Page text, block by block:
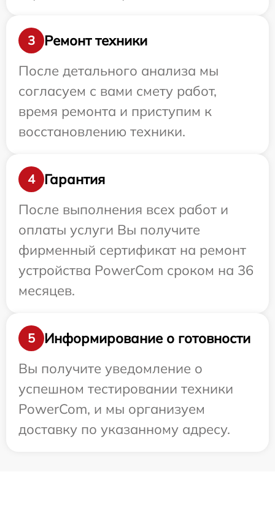
3
Ремонт техники
После детального анализа мы
согласуем с вами смету работ,
время ремонта и приступим к
восстановлению техники.
4
Гарантия
После выполнения всех работ и
оплаты услуги Вы получите
фирменный сертификат на ремонт
устройства PowerCom сроком на 36
месяцев.
5
Информирование о готовности
Вы получите уведомление о
успешном тестировании техники
PowerCom, и мы организуем
доставку по указанному адресу.